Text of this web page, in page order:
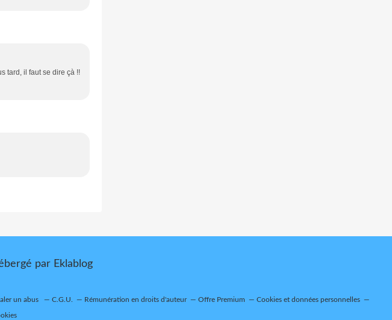
tard, il faut se dire çà !!
par Eklablog
un abus C.G.U. Rémunération en droits d'auteur Offre Premium Cookies et données personnelles